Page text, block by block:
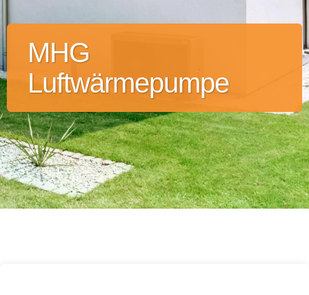
MHG
Luftwärmepumpe